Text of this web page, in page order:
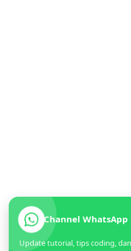
Channel WhatsApp
Update tutorial, tips coding,